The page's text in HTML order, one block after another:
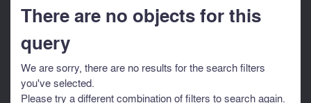
There are no objects for this
query
We are sorry, there are no results for the search filters
you've selected.
Please try a different combination of filters to search again.